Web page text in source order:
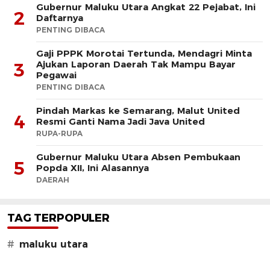
2
Gubernur Maluku Utara Angkat 22 Pejabat, Ini
Daftarnya
PENTING DIBACA
3
Gaji PPPK Morotai Tertunda, Mendagri Minta
Ajukan Laporan Daerah Tak Mampu Bayar
Pegawai
PENTING DIBACA
4
Pindah Markas ke Semarang, Malut United
Resmi Ganti Nama Jadi Java United
RUPA-RUPA
5
Gubernur Maluku Utara Absen Pembukaan
Popda XII, Ini Alasannya
DAERAH
TAG TERPOPULER
# maluku utara